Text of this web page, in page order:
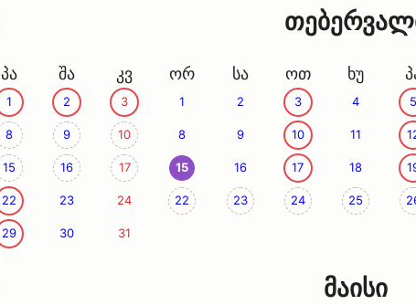
პა შა კვ
1 2 3
8 9 10
15 16 17
22 23 24
29 30 31
ორ სა ოთ ხუ
1 2 3 4 5
8 9 10 11
15 16 17 18
22 23 24 25
მაისი